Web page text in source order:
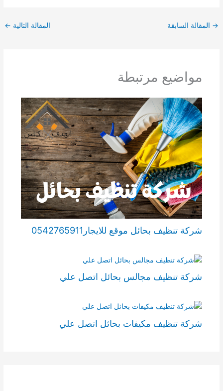
→ المقالة السابقة المقالة التالية ←
مواضيع مرتبطة
شركة تنظيف بحائل موقع للايجار0542765911
شركة تنظيف مجالس بحائل اتصل علي
شركة تنظيف مكيفات بحائل اتصل علي